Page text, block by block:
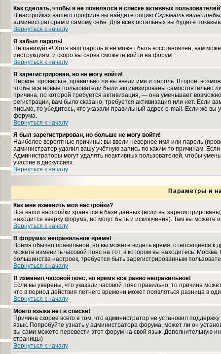
Как сделать, чтобы я не появлялся в списке активных
В настройках вашего профиля вы найдете опцию Скрывать ваше
администраторам и самому себе. Для всех остальных вы будете
Вернуться к началу
Я забыл пароль!
Не паникуйте! Хотя ваш пароль и не может быть восстановлен, вам
инструкциям, и скоро вы снова сможете войти на форум
Вернуться к началу
Я зарегистрирован, но не могу войти!
Первое: проверьте, правильно ли вы ввели имя и пароль. Второе:
чтобы все новые пользователи были активизированы самостоятельно
причина, по которой требуется активизация, — она уменьшает
регистрации, вам было сказано, требуется активизация или нет. Если
письмо, то убедитесь, что указали правильный адрес e-mail. Если же
форума.
Вернуться к началу
Я был зарегистрирован, но больше не могу войти!
Наиболее вероятные причины: вы ввели неверное имя или пароль
администратор удалил вашу учётную запись по каким-то причинам.
Администраторы могут удалять неактивных пользователей, чтобы
участие в дискуссиях.
Вернуться к началу
Параметры и
Как мне изменить мои настройки?
Все ваши настройки хранятся в базе данных (если вы
находится вверху форума, но могут быть и исключения). Там вы можете
Вернуться к началу
В форумах неправильное время!
Время обычно правильное, но вы можете видеть время, относящееся к
можете изменить часовой пояс на тот, в котором вы находитесь:
большинства настроек, требуется быть зарегистрированным
Вернуться к началу
Я изменил часовой пояс, но время все равно неправильное!
Если вы уверены, что указали часовой пояс правильно, то причина
что в период действия летнего времени может появляться разница в
Вернуться к началу
Моего языка нет в списке!
Причина скорее всего в том, что администратор не установил
язык. Попробуйте узнать у администратора форума, может ли он
вы сами можете перевести этот форум на свой язык. Дополнительную
страницы)
Вернуться к началу